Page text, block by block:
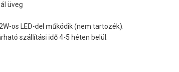
üveg
os LED-del működik (nem tartozék).
szállítási idő 4-5 héten belül.